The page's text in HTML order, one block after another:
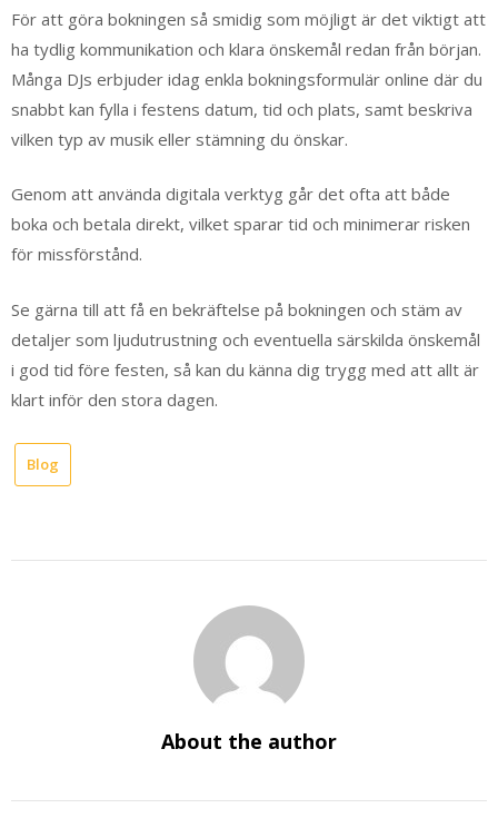
För att göra bokningen så smidig som möjligt är det viktigt att
ha tydlig kommunikation och klara önskemål redan från början.
Många DJs erbjuder idag enkla bokningsformulär online där du
snabbt kan fylla i festens datum, tid och plats, samt beskriva
vilken typ av musik eller stämning du önskar.
Genom att använda digitala verktyg går det ofta att både
boka och betala direkt, vilket sparar tid och minimerar risken
för missförstånd.
Se gärna till att få en bekräftelse på bokningen och stäm av
detaljer som ljudutrustning och eventuella särskilda önskemål
i god tid före festen, så kan du känna dig trygg med att allt är
klart inför den stora dagen.
Blog
About the author